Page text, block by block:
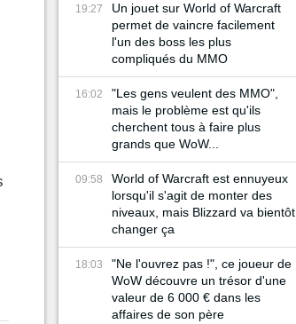
19:27
Un jouet sur World of Warcraft
permet de vaincre facilement
l'un des boss les plus
compliqués du MMO
16:02
"Les gens veulent des MMO",
mais le problème est qu'ils
cherchent tous à faire plus
grands que WoW...
09:58
World of Warcraft est ennuyeux
lorsqu'il s'agit de monter des
niveaux, mais Blizzard va bientôt
changer ça
18:03
"Ne l'ouvrez pas !", ce joueur de
WoW découvre un trésor d'une
valeur de 6 000 € dans les
affaires de son père